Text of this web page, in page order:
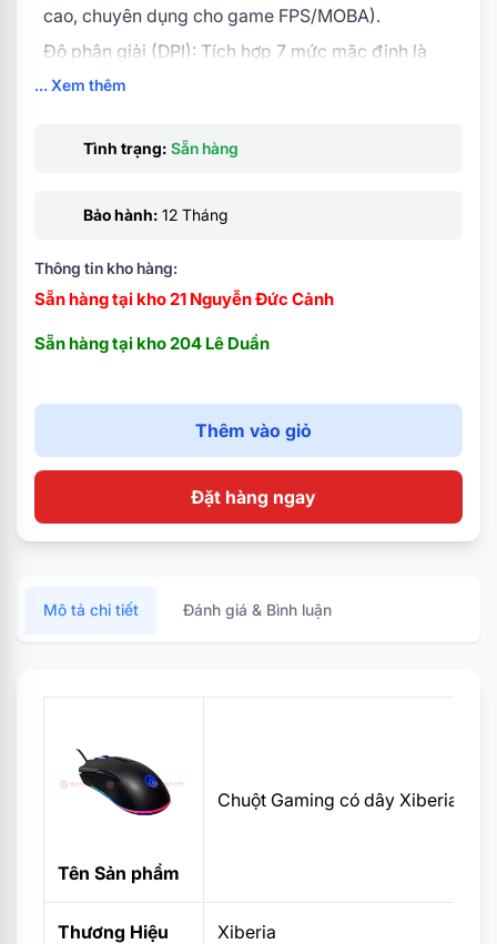
cao, chuyên dụng cho game FPS/MOBA).
Độ phân giải (DPI): Tích hợp 7 mức mặc định là
800 - 1200 - 1600 - 2000 - 2800 - 3600 - 6200 ….
triệu lần nhấn cho cặp nút trái/phải.
khắc laser chống trượt và hạn chế bám mồ hôi tay.
Kết nối & Dây cáp: Kết nối USB
... Xem thêm
Tình trạng: Sẵn hàng
Bảo hành: 12 Tháng
Thông tin kho hàng:
Sẵn hàng tại kho 21 Nguyễn Đức Cảnh
Sẵn hàng tại kho 204 Lê Duẩn
Thêm vào giỏ
Đặt hàng ngay
Mô tả chi tiết Đánh giá & Bình luận
Tên Sản phẩm
Chuột Gaming có dây Xiberia
Thương Hiệu Xiberia